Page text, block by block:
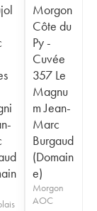
Morgon
Côte du
Py -
Cuvée
357 Le
Magnu
m Jean-
Marc
Burgaud
(Domain
e)
Morgon
AOC